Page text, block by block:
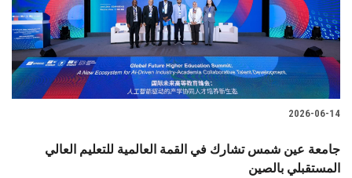
2026-06-14
جامعة عين شمس تشارك في القمة العالمية للتعليم العالي
المستقبلي بالصين